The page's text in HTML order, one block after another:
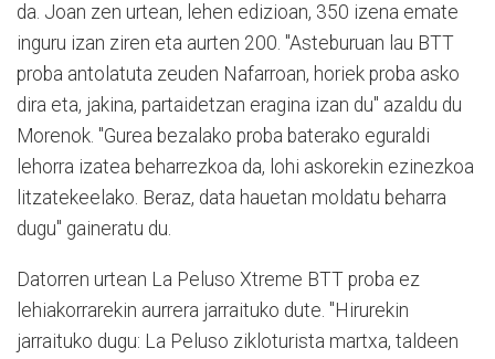
da. Joan zen urtean, lehen edizioan, 350 izena emate
inguru izan ziren eta aurten 200. "Asteburuan lau BTT
proba antolatuta zeuden Nafarroan, horiek proba asko
dira eta, jakina, partaidetzan eragina izan du" azaldu du
Morenok. "Gurea bezalako proba baterako eguraldi
lehorra izatea beharrezkoa da, lohi askorekin ezinezkoa
litzatekeelako. Beraz, data hauetan moldatu beharra
dugu" gaineratu du.
Datorren urtean La Peluso Xtreme BTT proba ez
lehiakorrarekin aurrera jarraituko dute. "Hirurekin
jarraituko dugu: La Peluso zikloturista martxa, taldeen